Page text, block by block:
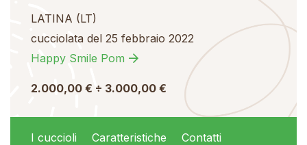
LATINA (LT)
cucciolata del 25 febbraio 2022
Happy Smile Pom
2.000,00 € ÷ 3.000,00 €
I cuccioli Caratteristiche Contatti